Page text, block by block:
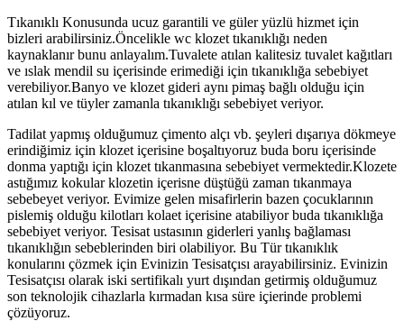
Tıkanıklı Konusunda ucuz garantili ve güler yüzlü hizmet için
bizleri arabilirsiniz.Öncelikle wc klozet tıkanıklığı neden
kaynaklanır bunu anlayalım.Tuvalete atılan kalitesiz tuvalet kağıtları
ve ıslak mendil su içerisinde erimediği için tıkanıklığa sebebiyet
verebiliyor.Banyo ve klozet gideri aynı pimaş bağlı olduğu için
atılan kıl ve tüyler zamanla tıkanıklığı sebebiyet veriyor.
Tadilat yapmış olduğumuz çimento alçı vb. şeyleri dışarıya dökmeye
erindiğimiz için klozet içerisine boşaltıyoruz buda boru içerisinde
donma yaptığı için klozet tıkanmasına sebebiyet vermektedir.Klozete
astığımız kokular klozetin içerisne düştüğü zaman tıkanmaya
sebebeyet veriyor. Evimize gelen misafirlerin bazen çocuklarının
pislemiş olduğu kilotları kolaet içerisine atabiliyor buda tıkanıklığa
sebebiyet veriyor. Tesisat ustasının giderleri yanlış bağlaması
tıkanıklığın sebeblerinden biri olabiliyor. Bu Tür tıkanıklık
konularını çözmek için Evinizin Tesisatçısı arayabilirsiniz. Evinizin
Tesisatçısı olarak iski sertifikalı yurt dışından getirmiş olduğumuz
son teknolojik cihazlarla kırmadan kısa süre içierinde problemi
çözüyoruz.